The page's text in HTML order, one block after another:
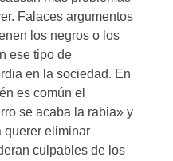
Falaces argumentos
los negros o los
ese tipo de
en la sociedad. En
es común el
se acaba la rabia» y
querer eliminar
culpables de los